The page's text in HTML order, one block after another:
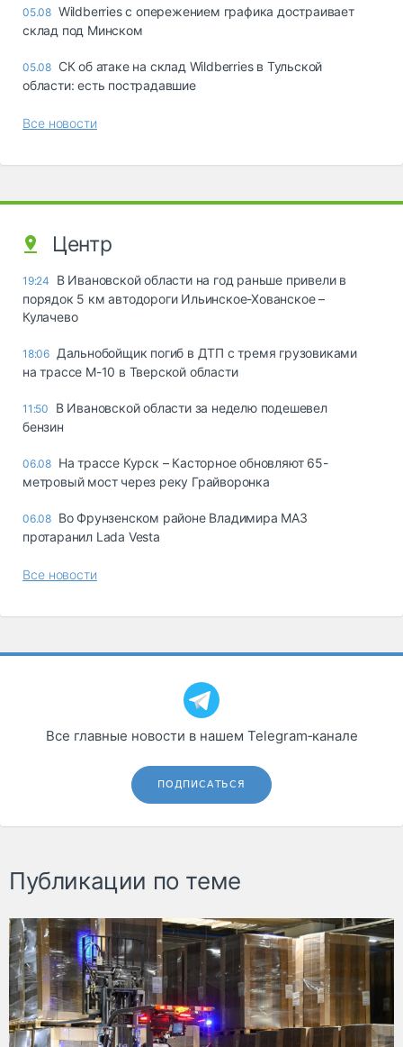
05.08 Wildberries с опережением графика достраивает
склад под Минском
05.08 СК об атаке на склад Wildberries в Тульской
области: есть пострадавшие
Все новости
Центр
19:24
В Ивановской области на год раньше привели в
порядок 5 км автодороги Ильинское-Хованское –
Кулачево
18:06 Дальнобойщик погиб в ДТП с тремя грузовиками
на трассе М-10 в Тверской области
11:50
В Ивановской области за неделю подешевел
бензин
06.08 На трассе Курск – Касторное обновляют 65-
метровый мост через реку Грайворонка
06.08 Во Фрунзенском районе Владимира МАЗ
протаранил Lada Vesta
Все новости
Все главные новости в нашем Telegram‑канале
ПОДПИСАТЬСЯ
Публикации по теме